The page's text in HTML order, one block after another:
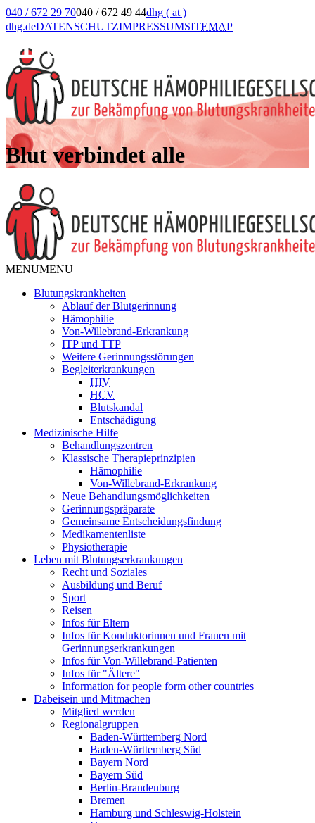
040 / 672 29 70040 / 672 49 44dhg ( at )
dhg.deDATENSCHUTZIMPRESSUMSITEMAP
Blut verbindet alle
MENUMENU
Blutungskrankheiten
Ablauf der Blutgerinnung
Hämophilie
Von-Willebrand-Erkrankung
ITP und TTP
Weitere Gerinnungsstörungen
Begleiterkrankungen
HIV
HCV
Blutskandal
Entschädigung
Medizinische Hilfe
Behandlungszentren
Klassische Therapieprinzipien
Hämophilie
Von-Willebrand-Erkrankung
Neue Behandlungsmöglichkeiten
Gerinnungspräparate
Gemeinsame Entscheidungsfindung
Medikamentenliste
Physiotherapie
Leben mit Blutungserkrankungen
Recht und Soziales
Ausbildung und Beruf
Sport
Reisen
Infos für Eltern
Infos für Konduktorinnen und Frauen mit
Gerinnungserkrankungen
Infos für Von-Willebrand-Patienten
Infos für "Ältere"
Information for people form other countries
Dabeisein und Mitmachen
Mitglied werden
Regionalgruppen
Baden-Württemberg Nord
Baden-Württemberg Süd
Bayern Nord
Bayern Süd
Berlin-Brandenburg
Bremen
Hamburg und Schleswig-Holstein